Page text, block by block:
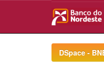
DSpace -